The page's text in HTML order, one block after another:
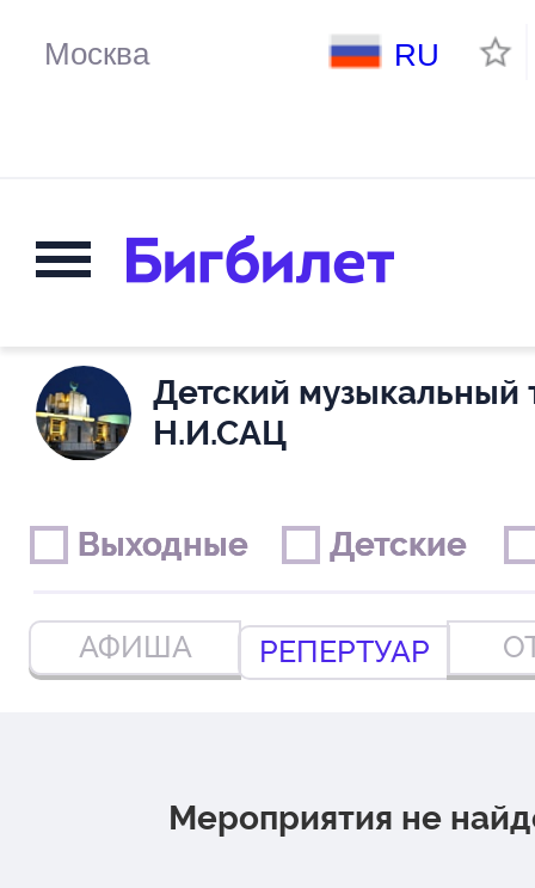
RU
Детский музыкальный
Н.И.САЦ
АФИША РЕПЕРТУАР
Выходные
Выходные Детские
Детские
Мероприятия не